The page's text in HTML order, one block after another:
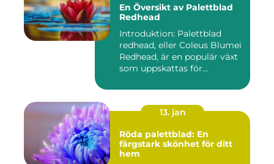
En Översikt av Palettblad
Redhead
Introduktion: Palettblad
redhead, eller Coleus Blumei
Redhead, är en populär växt
som uppskattas för...
13. jan
Röda palettblad: En
färgstark skönhet för ditt
hem